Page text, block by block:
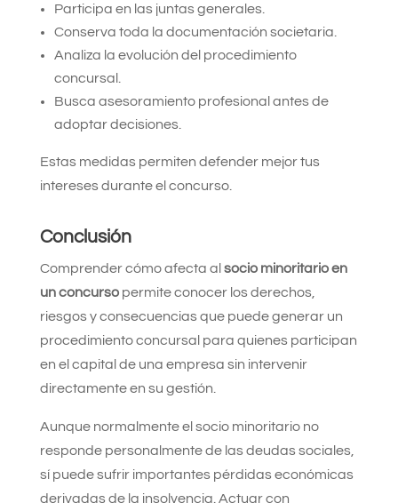
Participa en las juntas generales.
Conserva toda la documentación societaria.
Analiza la evolución del procedimiento
concursal.
Busca asesoramiento profesional antes de
adoptar decisiones.
Estas medidas permiten defender mejor tus
intereses durante el concurso.
Conclusión
Comprender cómo afecta al socio minoritario en
un concursopermite conocer los derechos,
riesgos y consecuencias que puede generar un
procedimiento concursal para quienes participan
en el capital de una empresa sin intervenir
directamente en su gestión.
Aunque normalmente el socio minoritario no
responde personalmente de las deudas sociales,
sí puede sufrir importantes pérdidas económicas
derivadas de la insolvencia. Actuar con